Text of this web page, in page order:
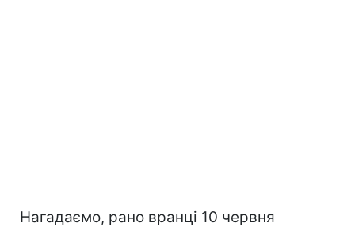
Нагадаємо, рано вранці 10 червня